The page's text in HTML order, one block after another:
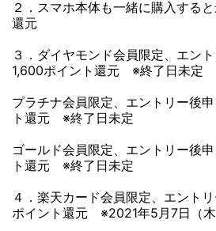
２．スマホ本体も一緒に購入する
還元
３．ダイヤモンド会員限定、エン
1,600ポイント還元 ※終了日未定
プラチナ会員限定、エントリー後
ト還元 ※終了日未定
ゴールド会員限定、エントリー後
ト還元 ※終了日未定
４．楽天カード会員限定、エント
ポイント還元 ※2021年5月7日（